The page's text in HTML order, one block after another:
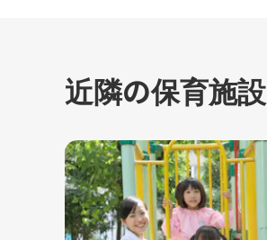
近隣の保育施設